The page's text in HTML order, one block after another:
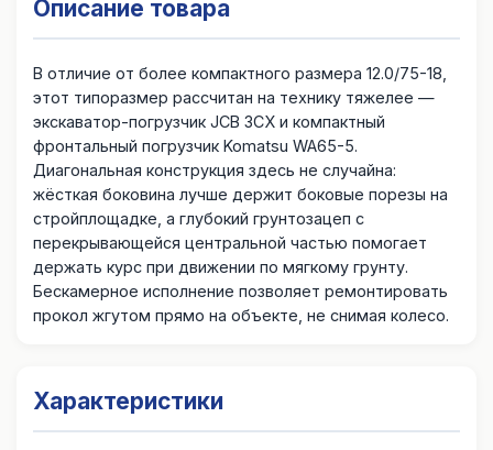
Описание товара
В отличие от более компактного размера 12.0/75-18,
этот типоразмер рассчитан на технику тяжелее —
экскаватор-погрузчик JCB 3CX и компактный
фронтальный погрузчик Komatsu WA65-5.
Диагональная конструкция здесь не случайна:
жёсткая боковина лучше держит боковые порезы на
стройплощадке, а глубокий грунтозацеп с
перекрывающейся центральной частью помогает
держать курс при движении по мягкому грунту.
Бескамерное исполнение позволяет ремонтировать
прокол жгутом прямо на объекте, не снимая колесо.
Характеристики